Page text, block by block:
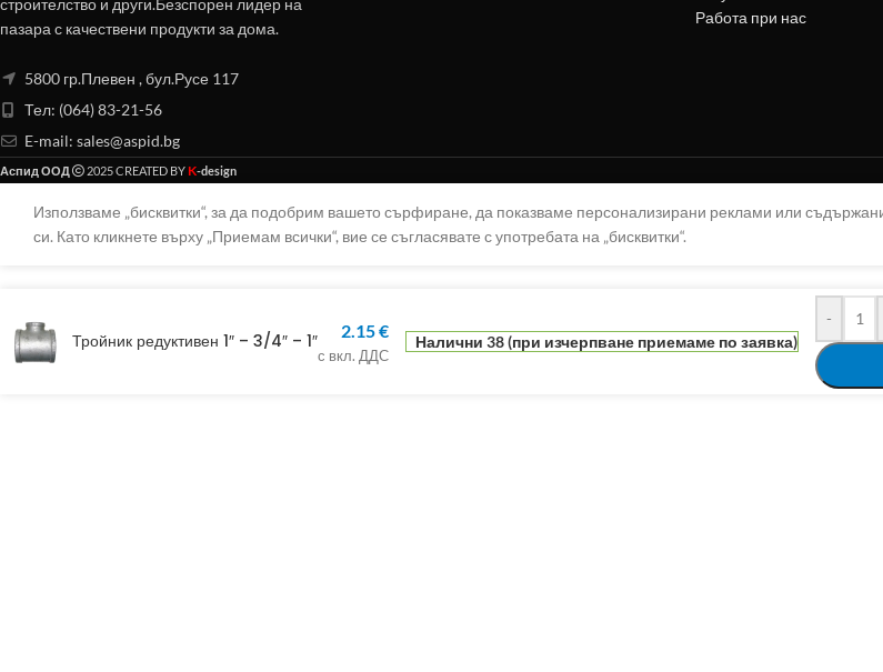
пазара с качествени продукти за дома.
5800 гр.Плевен , бул.Русе 117
Тел: (064) 83-21-56
E-mail: sales@aspid.bg
Работа при нас
Аспид ООД 2025 CREATED BY K-design
Използваме „бисквитки“, за да подобрим вашето сърфиране, да показваме персонализирани реклами или
си. Като кликнете върху „Приемам всички“, вие се съгласявате с употребата на „бисквитки“.
Тройник редуктивен 1″ – 3/4″ – 1″ 2.15€
с вкл. ДДС
Налични 38 (при изчерпване приемаме по заявка)
-